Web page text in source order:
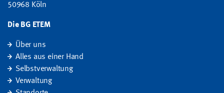
50968 Köln
Die BG ETEM
Über uns
Alles aus einer Hand
Selbstverwaltung
Verwaltung